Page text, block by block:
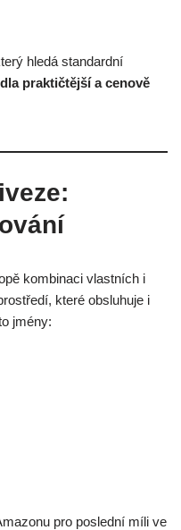
hledá standardní
praktičtější a cenově
kombinaci vlastních i
které obsluhuje i
jmény:
pro poslední míli ve